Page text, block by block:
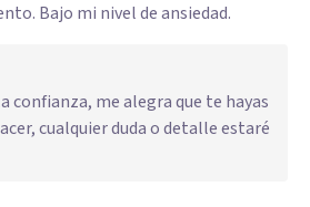
Bajo mi nivel de ansiedad.
confianza, me alegra que te hayas
cualquier duda o detalle estaré